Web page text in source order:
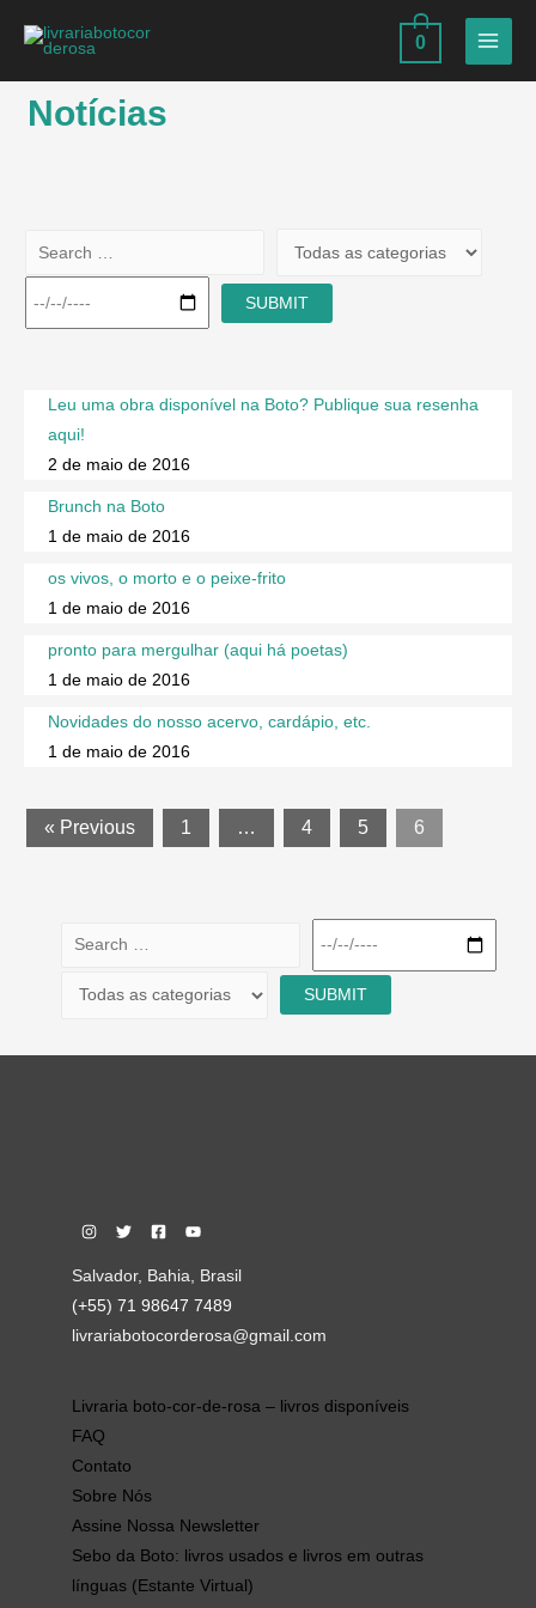
0
Notícias
Leu uma obra disponível na Boto? Publique sua resenha
aqui!
2 de maio de 2016
Brunch na Boto
1 de maio de 2016
os vivos, o morto e o peixe-frito
1 de maio de 2016
pronto para mergulhar (aqui há poetas)
1 de maio de 2016
Novidades do nosso acervo, cardápio, etc.
1 de maio de 2016
« Previous 1 … 4 5 6
Salvador, Bahia, Brasil
(+55) 71 98647 7489
livrariabotocorderosa@gmail.com
Livraria boto-cor-de-rosa – livros disponíveis
FAQ
Contato
Sobre Nós
Assine Nossa Newsletter
Sebo da Boto: livros usados e livros em outras
línguas (Estante Virtual)